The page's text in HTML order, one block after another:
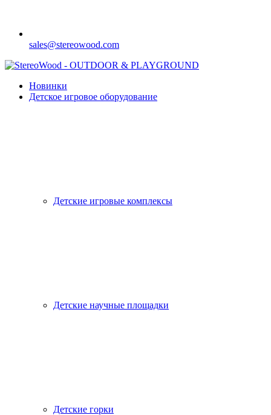
sales@stereowood.com
Новинки
Детское игровое оборудование
Детские игровые комплексы
Детские научные площадки
Детские горки